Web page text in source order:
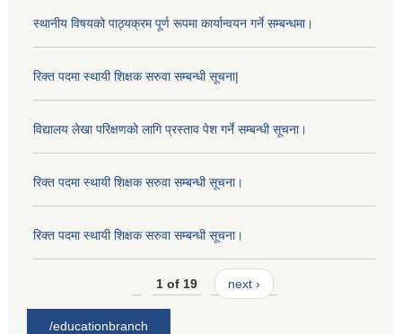
स्थानीय विषयको पाठ्यक्रम पूर्ण रूपमा कार्यान्वयन गर्ने सम्बन्धमा।
रिक्त पदमा स्थायी शिक्षक सरुवा सम्बन्धी सूचना|
विद्यालय लेखा परिक्षणको लागि प्रस्ताव पेश गर्ने सम्बन्धी सूचना।
रिक्त पदमा स्थायी शिक्षक सरुवा सम्बन्धी सूचना।
रिक्त पदमा स्थायी शिक्षक सरुवा सम्बन्धी सूचना।
1 of 19 next ›
/educationbranch